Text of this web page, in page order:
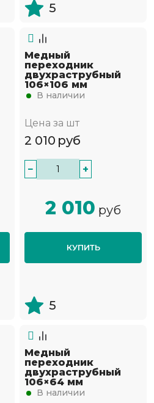
5
Медный
переходник
двухраструбный
106×106 мм
В наличии
Цена за шт
2 010 руб
− +
2 010 руб
КУПИТЬ
5
Медный
переходник
двухраструбный
106×64 мм
В наличии